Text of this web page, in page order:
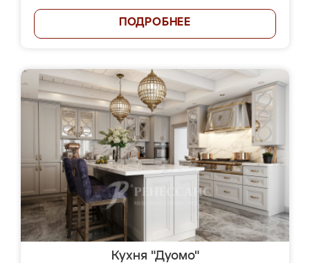
ПОДРОБНЕЕ
Кухня "Дуомо"